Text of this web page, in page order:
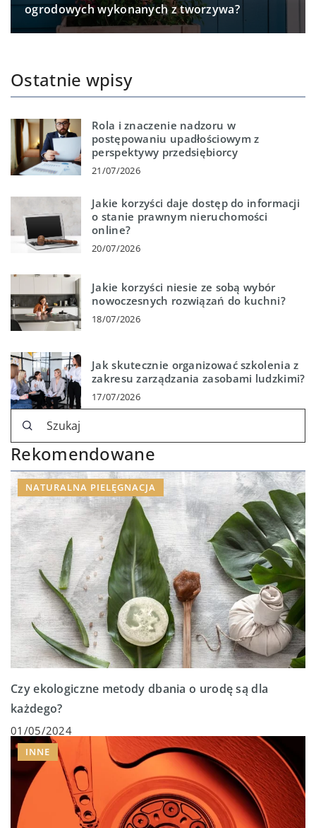
ogrodowych wykonanych z tworzywa?
Ostatnie wpisy
Rola i znaczenie nadzoru w
postępowaniu upadłościowym z
perspektywy przedsiębiorcy
21/07/2026
Jakie korzyści daje dostęp do informacji
o stanie prawnym nieruchomości
online?
20/07/2026
Jakie korzyści niesie ze sobą wybór
nowoczesnych rozwiązań do kuchni?
18/07/2026
Jak skutecznie organizować szkolenia z
zakresu zarządzania zasobami ludzkimi?
17/07/2026
Rekomendowane
NATURALNA PIELĘGNACJA
Czy ekologiczne metody dbania o urodę są dla
każdego?
01/05/2024
INNE